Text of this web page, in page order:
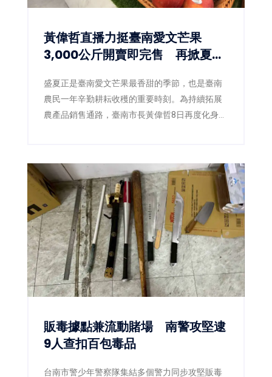
黃偉哲直播力挺臺南愛文芒果
3,000公斤開賣即完售 再掀夏日
盛夏正是臺南愛文芒果最香甜的季節，也是臺南
農民一年辛勤耕耘收穫的重要時刻。為持續拓展
農產品銷售通路，臺南市長黃偉哲8日再度化身
愛文芒果，以最直接的方式向全國消費者介紹來
自產地的新鮮美味。直播活動推出的3,000公斤愛
文芒果甫開賣便迅速銷售一空，再次展現臺南芒
果在市場上的高人氣與品牌實力。
販毒據點兼流動賭場 南警攻堅逮
9人查扣百包毒品
台南市警少年警察隊集結多個警力同步攻堅販毒